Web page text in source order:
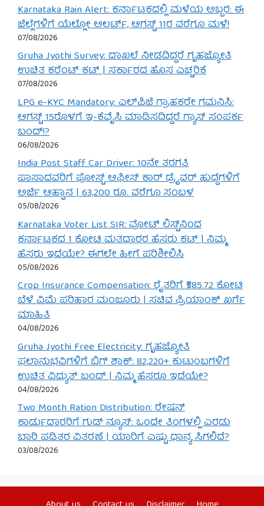
Karnataka Rain Alert: ಕರ್ನಾಟಕದಲ್ಲಿ ಮಳೆಯ ಅಬ್ಬರ: ಈ
ಜಿಲ್ಲೆಗಳಿಗೆ ಯೆಲ್ಲೋ ಅಲರ್ಟ್, ಆಗಸ್ಟ್ 11ರ ವರೆಗೂ ಮಳೆ!
07/08/2026
Gruha Jyothi Survey: ದಾಖಲೆ ನೀಡದಿದ್ದರೆ ಗೃಹಜ್ಯೋತಿ
ಉಚಿತ ಕರೆಂಟ್ ಕಟ್ | ಸರ್ಕಾರದ ಹೊಸ ಎಚ್ಚರಿಕೆ
07/08/2026
LPG e-KYC Mandatory: ಎಲ್‌ಪಿಜಿ ಗ್ರಾಹಕರೇ ಗಮನಿಸಿ:
ಆಗಸ್ಟ್ 15ರೊಳಗೆ ಇ-ಕೆವೈಸಿ ಮಾಡಿಸದಿದ್ದರೆ ಗ್ಯಾಸ್ ಸಂಪರ್ಕ
ಬಂದ್!?
06/08/2026
India Post Staff Car Driver: 10ನೇ ತರಗತಿ
ಪಾಸಾದವರಿಗೆ ಪೋಸ್ಟ್ ಆಫೀಸ್ ಕಾರ್ ಡ್ರೈವರ್ ಹುದ್ದೆಗಳಿಗೆ
ಅರ್ಜಿ ಆಹ್ವಾನ | 63,200 ರೂ. ವರೆಗೂ ಸಂಬಳ
05/08/2026
Karnataka Voter List SIR: ವೋಟ್ ಲಿಸ್ಟ್‌ನಿಂದ
ಕರ್ನಾಟಕದ 1 ಕೋಟಿ ಮತದಾರರ ಹೆಸರು ಕಟ್ | ನಿಮ್ಮ
ಹೆಸರು ಇದೆಯೇ? ಈಗಲೇ ಹೀಗೆ ಪರಿಶೀಲಿಸಿ
05/08/2026
Crop Insurance Compensation: ರೈತರಿಗೆ ₹585.72 ಕೋಟಿ
ಬೆಳೆ ವಿಮೆ ಪರಿಹಾರ ಮಂಜೂರು | ಸಚಿವ ಪ್ರಿಯಾಂಕ್ ಖರ್ಗೆ
ಮಾಹಿತಿ
04/08/2026
Gruha Jyothi Free Electricity: ಗೃಹಜ್ಯೋತಿ
ಫಲಾನುಭವಿಗಳಿಗೆ ಬಿಗ್ ಶಾಕ್: 82,220+ ಕುಟುಂಬಗಳಿಗೆ
ಉಚಿತ ವಿದ್ಯುತ್ ಬಂದ್ | ನಿಮ್ಮ ಹೆಸರೂ ಇದೆಯೇ?
04/08/2026
Two Month Ration Distribution: ರೇಷನ್
ಕಾರ್ಡುದಾರರಿಗೆ ಗುಡ್ ನ್ಯೂಸ್: ಒಂದೇ ತಿಂಗಳಲ್ಲಿ ಎರಡು
ಬಾರಿ ಪಡಿತರ ವಿತರಣೆ | ಯಾರಿಗೆ ಎಷ್ಟು ಧಾನ್ಯ ಸಿಗಲಿದೆ?
03/08/2026